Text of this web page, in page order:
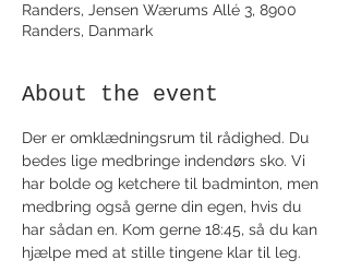
Randers, Jensen Wærums Allé 3, 8900
Randers, Danmark
About the event
Der er omklædningsrum til rådighed. Du
bedes lige medbringe indendørs sko. Vi
har bolde og ketchere til badminton, men
medbring også gerne din egen, hvis du
har sådan en. Kom gerne 18:45, så du kan
hjælpe med at stille tingene klar til leg.